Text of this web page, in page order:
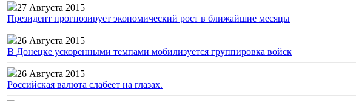
27 Августа 2015
Президент прогнозирует экономический рост в ближайшие месяцы
26 Августа 2015
В Донецке ускоренными темпами мобилизуется группировка войск
26 Августа 2015
Российская валюта слабеет на глазах.